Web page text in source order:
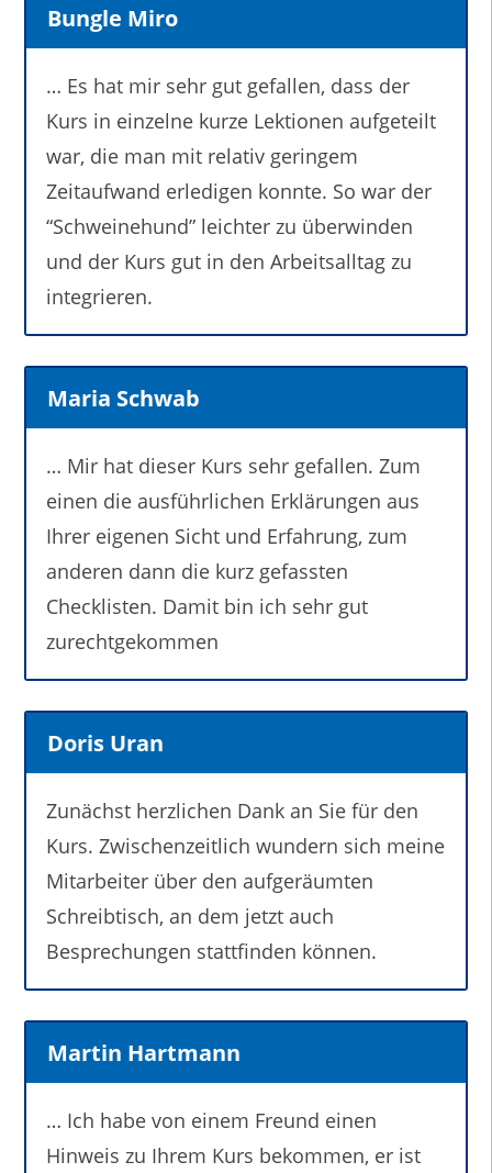
Bungle Miro
… Es hat mir sehr gut gefallen, dass der
Kurs in einzelne kurze Lektionen aufgeteilt
war, die man mit relativ geringem
Zeitaufwand erledigen konnte. So war der
“Schweinehund” leichter zu überwinden
und der Kurs gut in den Arbeitsalltag zu
integrieren.
Maria Schwab
… Mir hat dieser Kurs sehr gefallen. Zum
einen die ausführlichen Erklärungen aus
Ihrer eigenen Sicht und Erfahrung, zum
anderen dann die kurz gefassten
Checklisten. Damit bin ich sehr gut
zurechtgekommen
Doris Uran
Zunächst herzlichen Dank an Sie für den
Kurs. Zwischenzeitlich wundern sich meine
Mitarbeiter über den aufgeräumten
Schreibtisch, an dem jetzt auch
Besprechungen stattfinden können.
Martin Hartmann
… Ich habe von einem Freund einen
Hinweis zu Ihrem Kurs bekommen, er ist